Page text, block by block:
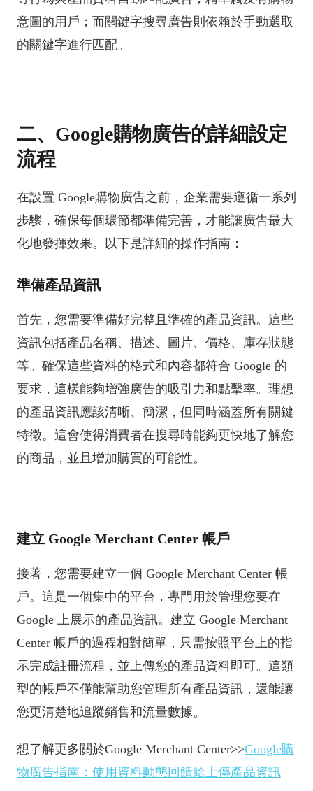
意圖的用戶；而關鍵字搜尋廣告則依賴於手動選取
的關鍵字進行匹配。
二、Google購物廣告的詳細設定
流程
在設置 Google購物廣告之前，企業需要遵循一系列
步驟，確保每個環節都準備完善，才能讓廣告最大
化地發揮效果。以下是詳細的操作指南：
準備產品資訊
首先，您需要準備好完整且準確的產品資訊。這些
資訊包括產品名稱、描述、圖片、價格、庫存狀態
等。確保這些資料的格式和內容都符合 Google 的
要求，這樣能夠增強廣告的吸引力和點擊率。理想
的產品資訊應該清晰、簡潔，但同時涵蓋所有關鍵
特徵。這會使得消費者在搜尋時能夠更快地了解您
的商品，並且增加購買的可能性。
建立 Google Merchant Center 帳戶
接著，您需要建立一個 Google Merchant Center 帳
戶。這是一個集中的平台，專門用於管理您要在
Google 上展示的產品資訊。建立 Google Merchant
Center 帳戶的過程相對簡單，只需按照平台上的指
示完成註冊流程，並上傳您的產品資料即可。這類
型的帳戶不僅能幫助您管理所有產品資訊，還能讓
您更清楚地追蹤銷售和流量數據。
想了解更多關於Google Merchant Center>>Google購
物廣告指南：使用資料動態回饋給上傳產品資訊